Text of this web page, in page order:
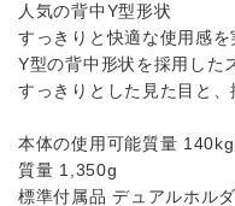
人気の背中Y型形状
すっきりと快適な使用感を
Y型の背中形状を採用した
すっきりとした見た目と、
本体の使用可能質量
質量 1,350g
標準付属品 デュアルホル